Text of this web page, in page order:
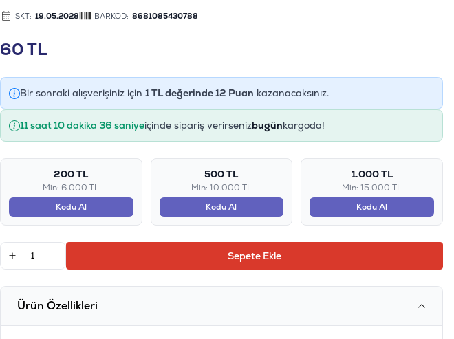
SKT: 19.05.2028 BARKOD: 8681085430788
60TL
Bir sonraki alışverişiniz için 1TL değerinde12 Puan kazanacaksınız.
11 saat 10 dakika 36 saniyeiçinde sipariş verirsenizbugünkargoda!
200 TL
Min: 6.000 TL
Kodu Al
500 TL
Min: 10.000 TL
Kodu Al
1.000 TL
Min: 15.000 TL
Kodu Al
Sepete Ekle
Ürün Özellikleri